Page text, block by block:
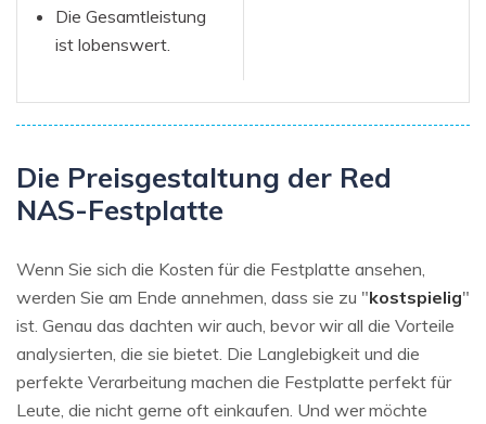
Die Gesamtleistung
ist lobenswert.
Die Preisgestaltung der Red
NAS-Festplatte
Wenn Sie sich die Kosten für die Festplatte ansehen,
werden Sie am Ende annehmen, dass sie zu "kostspielig"
ist. Genau das dachten wir auch, bevor wir all die Vorteile
analysierten, die sie bietet. Die Langlebigkeit und die
perfekte Verarbeitung machen die Festplatte perfekt für
Leute, die nicht gerne oft einkaufen. Und wer möchte